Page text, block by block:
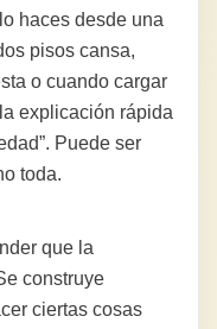
haces desde una
pisos cansa,
o cuando cargar
explicación rápida
Puede ser
toda.
que la
construye
ciertas cosas